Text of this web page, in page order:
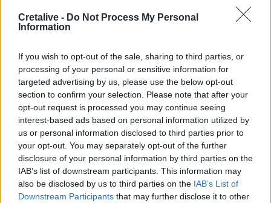
Cretalive - Do Not Process My Personal
Information
If you wish to opt-out of the sale, sharing to third parties, or
processing of your personal or sensitive information for
targeted advertising by us, please use the below opt-out
section to confirm your selection. Please note that after your
opt-out request is processed you may continue seeing
interest-based ads based on personal information utilized by
us or personal information disclosed to third parties prior to
your opt-out. You may separately opt-out of the further
disclosure of your personal information by third parties on the
IAB’s list of downstream participants. This information may
also be disclosed by us to third parties on the IAB’s List of
Downstream Participants that may further disclose it to other
18:45
18:38
Μυστήριο 3.500 ετών στη Σαντορίνη: Ο 15χρονος που δεν
πρόλαβε να ξεφύγει από το τσουνάμι μπορεί ν' αλλάξει
τη χρονολογία της μεγάλης έκρηξης
18:22
ΟΦΗ: Έκλεισε τον Λορέντσο Ντίκμαν
18:21
ΕΛΓΕΚΑ: Προληπτική ανάκληση γνωστής μαρμελάδας
φράουλα